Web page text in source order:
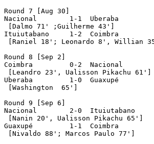
Round 7 [Aug 30]
Nacional	1-1  Uberaba		[Att.:2,408]
[Dalmo 71' ;Guilherme 43']
Ituiutabano	1-2  Coimbra		[Att.:128]
[Raniel 18'; Leonardo 8', Willian
Round 8 [Sep 2]
Coimbra		0-2  Nacional		[Att.:94]
[Leandro 23', Ualisson Pikachu 61']
Uberaba		1-0  Guaxupé		[Att.:732]
[Washington  65']
Round 9 [Sep 6]
Nacional	2-0  Ituiutabano	[Att.:411]
[Nanin 20', Ualisson Pikachu 65']
Guaxupé		1-1  Coimbra		[Att.:135]
[Nivaldo 88'; Marcos Paulo 77']